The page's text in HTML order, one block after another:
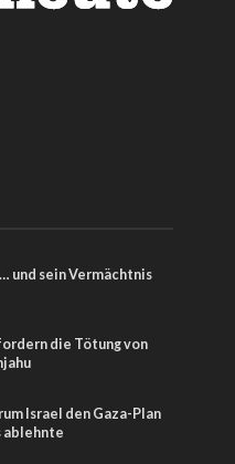
und sein Vermächtnis
die Tötung von
Israel den Gaza-Plan
ablehnte